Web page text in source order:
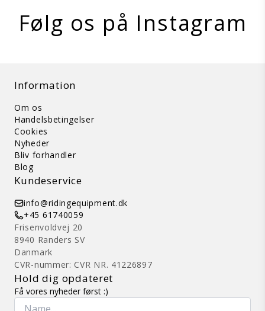
Følg os på Instagram
Information
Om os
Handelsbetingelser
Cookies
Nyheder
Bliv forhandler
Blog
Kundeservice
info@ridingequipment.dk
+45 61740059
Frisenvoldvej 20
8940 Randers SV
Danmark
CVR-nummer: CVR NR. 41226897
Hold dig opdateret
Få vores nyheder først :)